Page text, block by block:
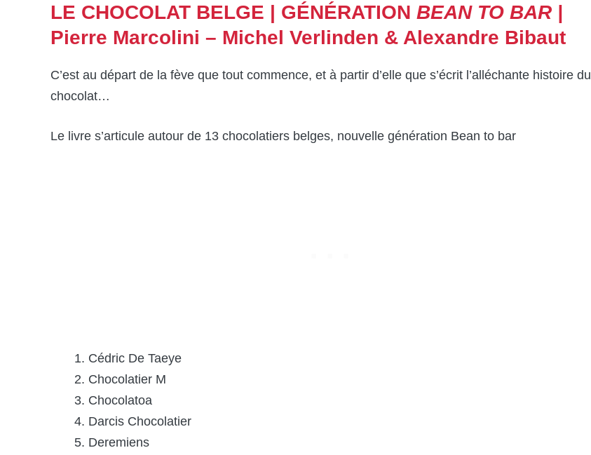
LE CHOCOLAT BELGE | GÉNÉRATION BEAN TO BAR |
Pierre Marcolini – Michel Verlinden & Alexandre Bibaut
C’est au départ de la fève que tout commence, et à partir d’elle que s’écrit l’alléchante histoire du
chocolat…
Le livre s’articule autour de 13 chocolatiers belges, nouvelle génération Bean to bar
Cédric De Taeye
Chocolatier M
Chocolatoa
Darcis Chocolatier
Deremiens